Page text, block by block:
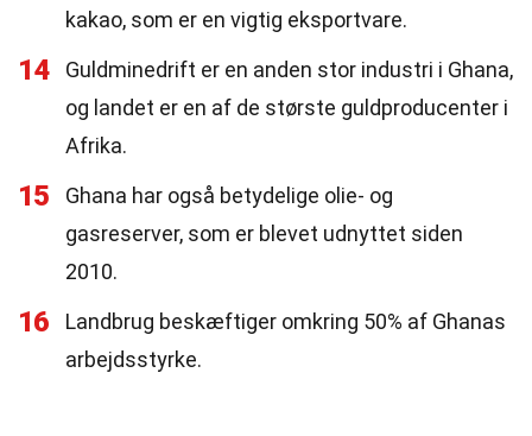
kakao, som er en vigtig eksportvare.
14
Guldminedrift er en anden stor industri i Ghana,
og landet er en af de største guldproducenter i
Afrika.
15
Ghana har også betydelige olie- og
gasreserver, som er blevet udnyttet siden
2010.
16
Landbrug beskæftiger omkring 50% af Ghanas
arbejdsstyrke.